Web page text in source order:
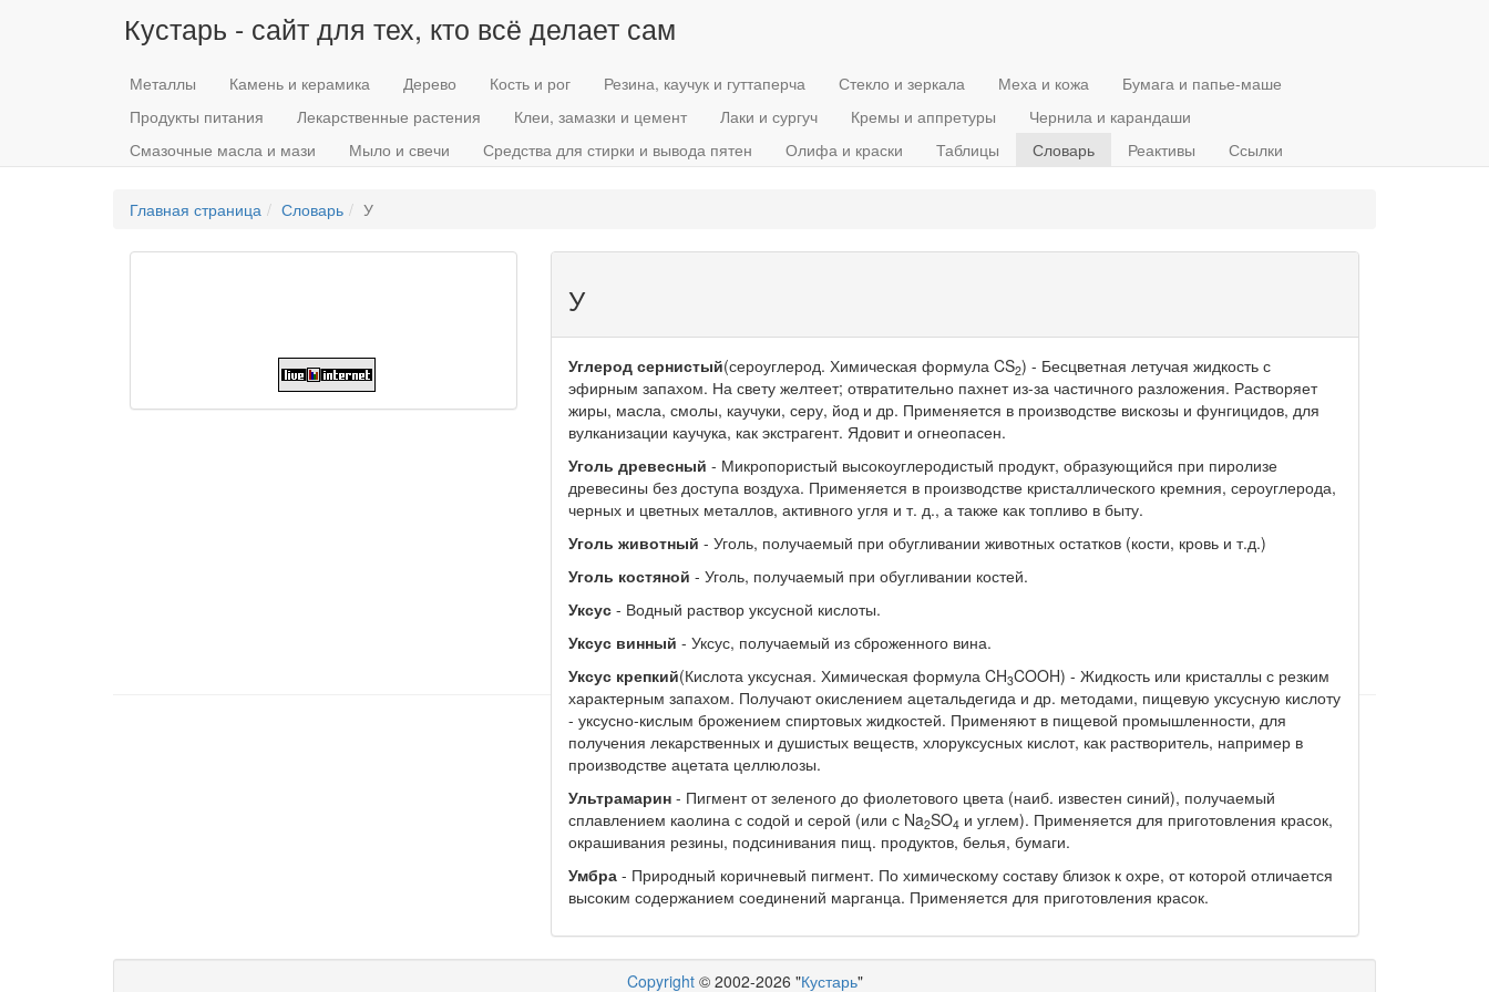
Кустарь - сайт для тех, кто всё делает сам
Металлы Камень и керамика Дерево Кость и рог Резина, каучук и гуттаперча Стекло и зеркала Меха и кожа
Бумага и папье-маше
Продукты питания
Лекарственные растения Клеи, замазки и цемент Лаки и сургуч Кремы и аппретуры
Чернила и карандаши
Смазочные масла и мази
Мыло и свечи Средства для стирки и вывода пятен Олифа и краски Таблицы Словарь Реактивы Ссылки
Главная страница Словарь У
У
Углерод сернистый(сероуглерод. Химическая формула CS2) - Бесцветная летучая жидкость с
эфирным запахом. На свету желтеет; отвратительно пахнет из-за частичного разложения. Растворяет
жиры, масла, смолы, каучуки, серу, йод и др. Применяется в производстве вискозы и фунгицидов, для
вулканизации каучука, как экстрагент. Ядовит и огнеопасен.
Уголь древесный - Микропористый высокоуглеродистый продукт, образующийся при пиролизе
древесины без доступа воздуха. Применяется в производстве кристаллического кремния, сероуглерода,
черных и цветных металлов, активного угля и т. д., а также как топливо в быту.
Уголь животный - Уголь, получаемый при обугливании животных остатков (кости, кровь и т.д.)
Уголь костяной - Уголь, получаемый при обугливании костей.
Уксус - Водный раствор уксусной кислоты.
Уксус винный - Уксус, получаемый из сброженного вина.
Уксус крепкий(Кислота уксусная. Химическая формула CH3COOH) - Жидкость или кристаллы с резким
характерным запахом. Получают окислением ацетальдегида и др. методами, пищевую уксусную кислоту
- уксусно-кислым брожением спиртовых жидкостей. Применяют в пищевой промышленности, для
получения лекарственных и душистых веществ, хлоруксусных кислот, как растворитель, например в
производстве ацетата целлюлозы.
Ультрамарин - Пигмент от зеленого до фиолетового цвета (наиб. известен синий), получаемый
сплавлением каолина с содой и серой (или с Na2SO4 и углем). Применяется для приготовления красок,
окрашивания резины, подсинивания пищ. продуктов, белья, бумаги.
Умбра - Природный коричневый пигмент. По химическому составу близок к охре, от которой отличается
высоким содержанием соединений марганца. Применяется для приготовления красок.
Copyright© 2002-2026 "Кустарь"